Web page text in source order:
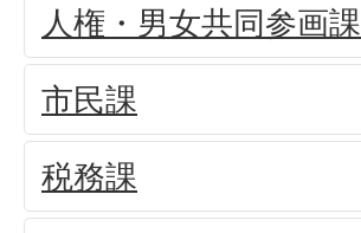
人権・男女共同参画課
市民課
税務課